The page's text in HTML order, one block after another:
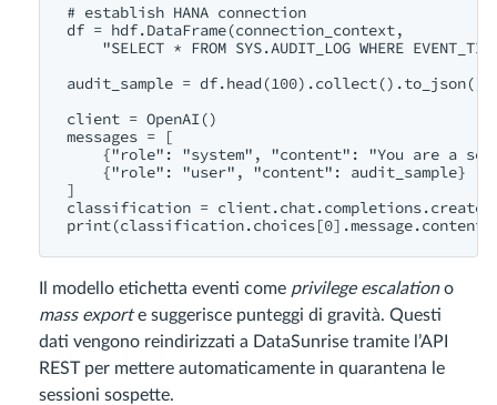
# establish HANA connection
df = hdf.DataFrame(connection_context,
"SELECT * FROM SYS.AUDIT_LOG WHERE
audit_sample = df.head(100).collect().to_json()
client = OpenAI()
messages = [
{"role": "system", "content": "You are a
    {"role": "user", "content": audit_sample}
]
classification =
Il modello etichetta eventi come privilege escalationo
mass exporte suggerisce punteggi di gravità. Questi
dati vengono reindirizzati a DataSunrise tramite l’API
REST per mettere automaticamente in quarantena le
sessioni sospette.